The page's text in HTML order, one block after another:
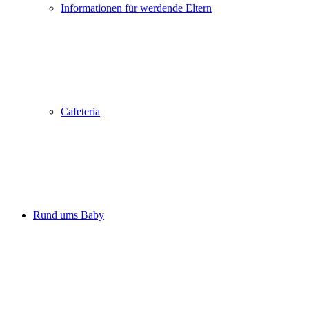
Informationen für werdende Eltern
Cafeteria
Rund ums Baby